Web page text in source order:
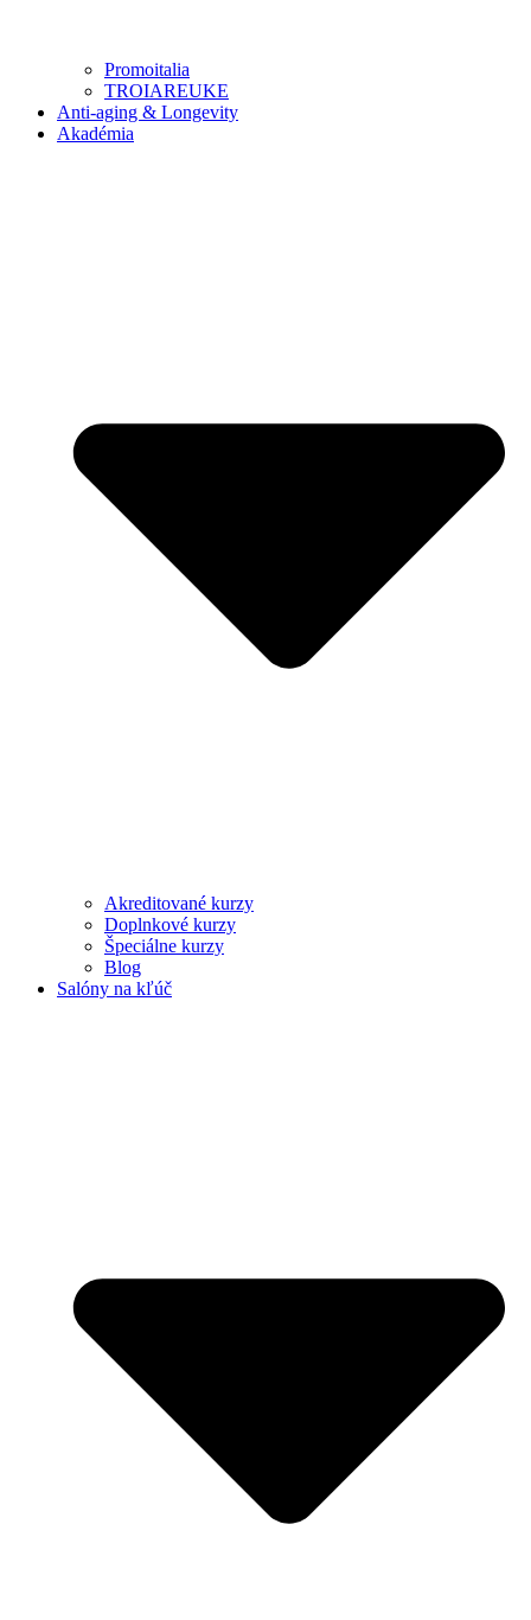
Promoitalia
TROIAREUKE
Anti-aging & Longevity
Akadémia
Akreditované kurzy
Doplnkové kurzy
Špeciálne kurzy
Blog
Salóny na kľúč